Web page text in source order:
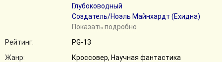
Глубоководный
Создатель/Ноэль Майнхардт (Ехидна)
Показать подробно
Рейтинг:
PG-13
Жанр:
Кроссовер, Научная фантастика